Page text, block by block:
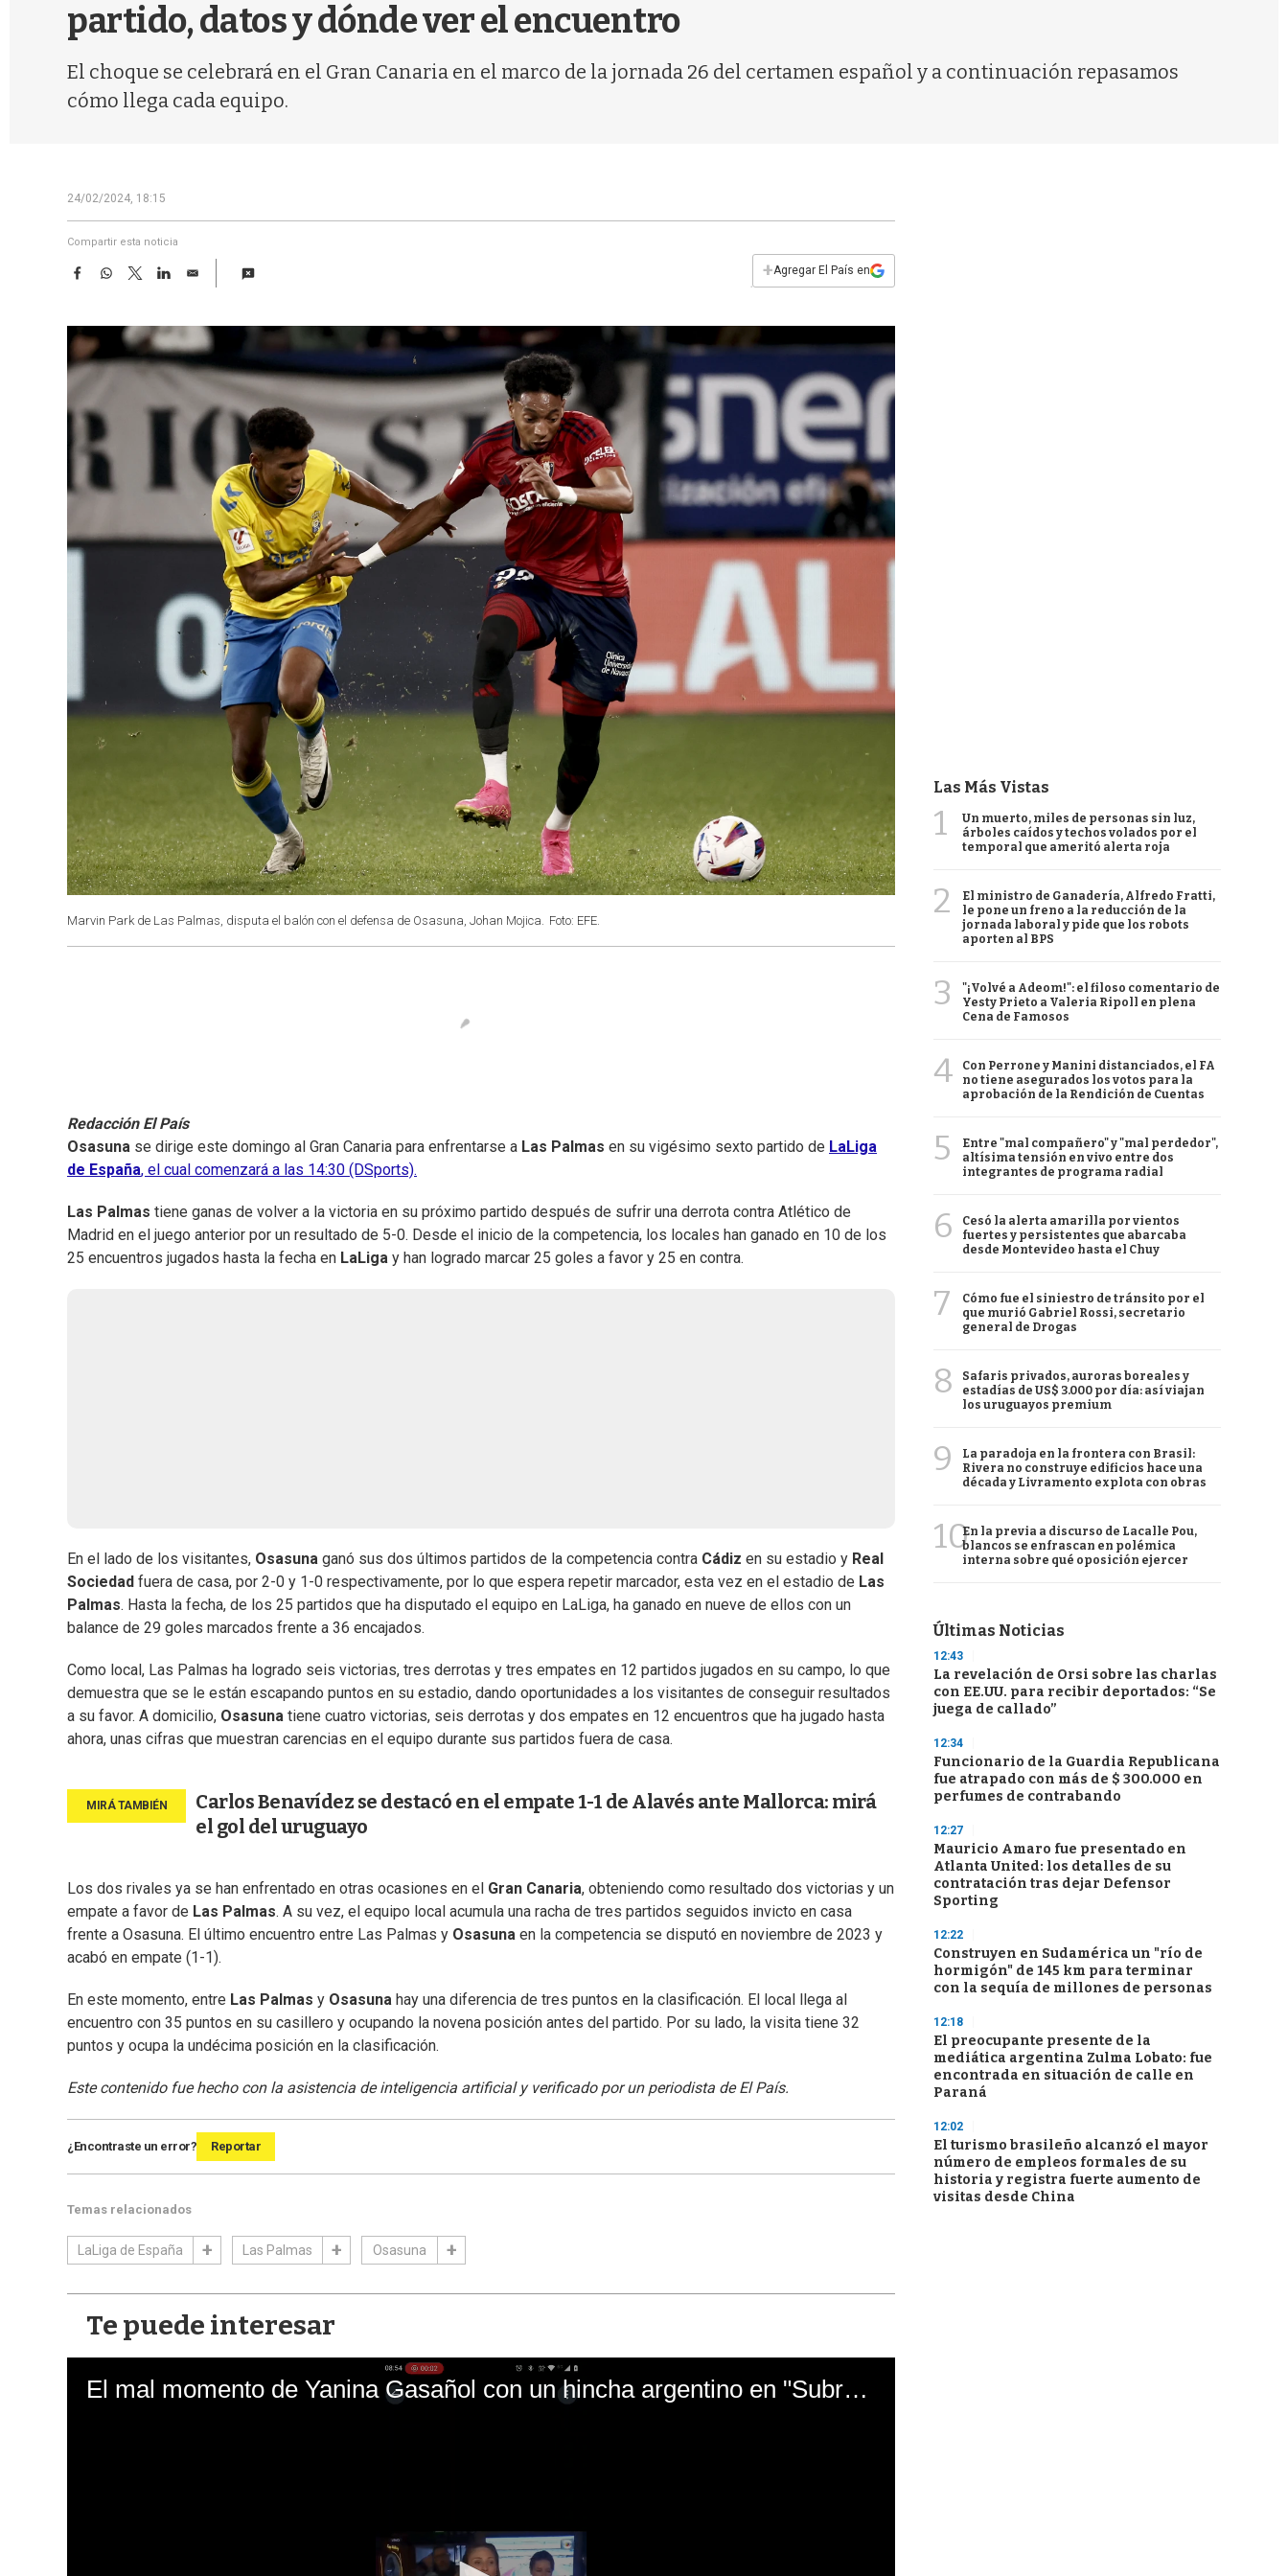
partido, datos y dónde ver el encuentro
El choque se celebrará en el Gran Canaria en el marco de la jornada 26 del certamen español y a continuación repasamos
cómo llega cada equipo.
24/02/2024, 18:15
Compartir esta noticia
F
e
b
o
W
t
A
T
w
t
t
e
r
L
k
e
d
I
n
E
i
l
+Agregar El País en
Marvin Park de Las Palmas, disputa el balón con el defensa de Osasuna, Johan Mojica. Foto: EFE.
Redacción El País
Osasuna se dirige este domingo al Gran Canaria para enfrentarse a Las Palmas en su vigésimo sexto partido de LaLiga
de España, el cual comenzará a las 14:30 (DSports).
Las Palmas tiene ganas de volver a la victoria en su próximo partido después de sufrir una derrota contra Atlético de
Madrid en el juego anterior por un resultado de 5-0. Desde el inicio de la competencia, los locales han ganado en 10 de los
25 encuentros jugados hasta la fecha en LaLiga y han logrado marcar 25 goles a favor y 25 en contra.
En el lado de los visitantes, Osasuna ganó sus dos últimos partidos de la competencia contra Cádiz en su estadio y Real
Sociedad fuera de casa, por 2-0 y 1-0 respectivamente, por lo que espera repetir marcador, esta vez en el estadio de Las
Palmas. Hasta la fecha, de los 25 partidos que ha disputado el equipo en LaLiga, ha ganado en nueve de ellos con un
balance de 29 goles marcados frente a 36 encajados.
Como local, Las Palmas ha logrado seis victorias, tres derrotas y tres empates en 12 partidos jugados en su campo, lo que
demuestra que se le están escapando puntos en su estadio, dando oportunidades a los visitantes de conseguir resultados
a su favor. A domicilio, Osasuna tiene cuatro victorias, seis derrotas y dos empates en 12 encuentros que ha jugado hasta
ahora, unas cifras que muestran carencias en el equipo durante sus partidos fuera de casa.
Carlos Benavídez se destacó en el empate 1-1 de Alavés ante Mallorca: mirá
el gol del uruguayo
Los dos rivales ya se han enfrentado en otras ocasiones en el Gran Canaria, obteniendo como resultado dos victorias y un
empate a favor de Las Palmas. A su vez, el equipo local acumula una racha de tres partidos seguidos invicto en casa
frente a Osasuna. El último encuentro entre Las Palmas y Osasuna en la competencia se disputó en noviembre de 2023 y
acabó en empate (1-1).
En este momento, entre Las Palmas y Osasuna hay una diferencia de tres puntos en la clasificación. El local llega al
encuentro con 35 puntos en su casillero y ocupando la novena posición antes del partido. Por su lado, la visita tiene 32
puntos y ocupa la undécima posición en la clasificación.
Este contenido fue hecho con la asistencia de inteligencia artificial y verificado por un periodista de El País.
¿Encontraste un error? Reportar
Temas relacionados
LaLiga de España Las Palmas Osasuna
Te puede interesar
El mal momento de Yanina Gasañol con un hincha argentino en "Subrayado"
Las Más Vistas
1
Un muerto, miles de personas sin luz,
árboles caídos y techos volados por el
temporal que ameritó alerta roja
2
El ministro de Ganadería, Alfredo Fratti,
le pone un freno a la reducción de la
jornada laboral y pide que los robots
aporten al BPS
3
"¡Volvé a Adeom!": el filoso comentario de
Yesty Prieto a Valeria Ripoll en plena
Cena de Famosos
4
Con Perrone y Manini distanciados, el FA
no tiene asegurados los votos para la
aprobación de la Rendición de Cuentas
5
Entre "mal compañero" y "mal perdedor",
altísima tensión en vivo entre dos
integrantes de programa radial
6
Cesó la alerta amarilla por vientos
fuertes y persistentes que abarcaba
desde Montevideo hasta el Chuy
7
Cómo fue el siniestro de tránsito por el
que murió Gabriel Rossi, secretario
general de Drogas
8
Safaris privados, auroras boreales y
estadías de US$ 3.000 por día: así viajan
los uruguayos premium
9
La paradoja en la frontera con Brasil:
Rivera no construye edificios hace una
década y Livramento explota con obras
10En la previa a discurso de Lacalle Pou,
blancos se enfrascan en polémica
interna sobre qué oposición ejercer
Últimas Noticias
12:43
La revelación de Orsi sobre las charlas
con EE.UU. para recibir deportados: “Se
juega de callado”
12:34
Funcionario de la Guardia Republicana
fue atrapado con más de $ 300.000 en
perfumes de contrabando
12:27
Mauricio Amaro fue presentado en
Atlanta United: los detalles de su
contratación tras dejar Defensor
Sporting
12:22
Construyen en Sudamérica un "río de
hormigón" de 145 km para terminar
con la sequía de millones de personas
12:18
El preocupante presente de la
mediática argentina Zulma Lobato: fue
encontrada en situación de calle en
Paraná
12:02
El turismo brasileño alcanzó el mayor
número de empleos formales de su
historia y registra fuerte aumento de
visitas desde China